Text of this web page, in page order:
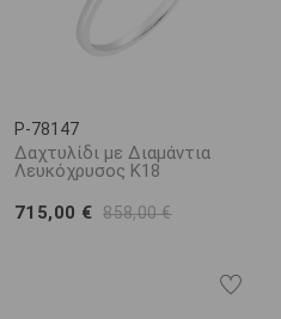
P-78147
Δαχτυλίδι με Διαμάντια
Λευκόχρυσος Κ18
715,00 € 858,00 €